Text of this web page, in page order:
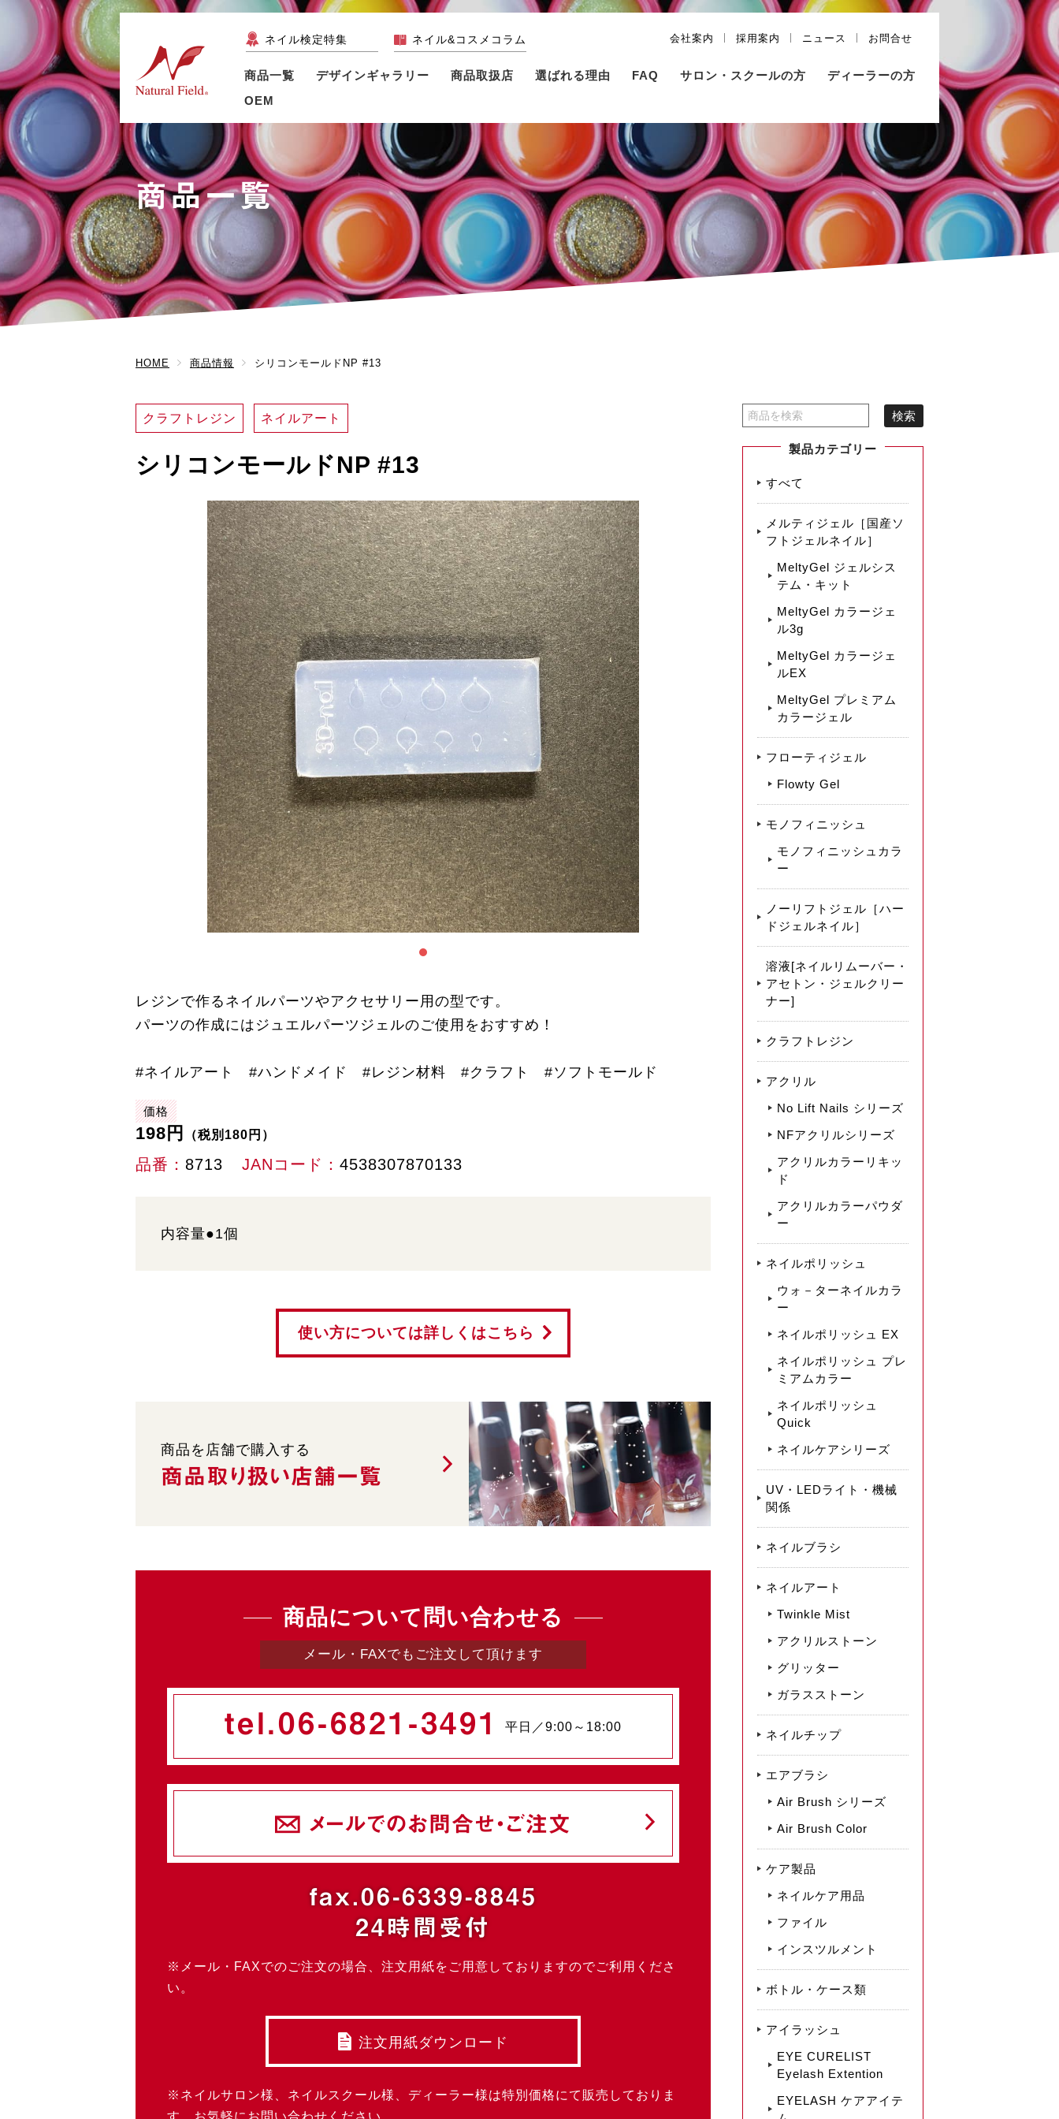
ネイル検定特集 ネイル&コスメコラム 会社案内 採用案内 ニュース お問合せ
商品一覧 デザインギャラリー 商品取扱店 選ばれる理由 FAQ サロン・スクールの方
ディーラーの方
OEM
商品一覧
HOME 商品情報 シリコンモールドNP #13
クラフトレジン ネイルアート
シリコンモールドNP #13
レジンで作るネイルパーツやアクセサリー用の型です。
パーツの作成にはジュエルパーツジェルのご使用をおすすめ！
#ネイルアート #ハンドメイド #レジン材料 #クラフト #ソフトモールド
価格
198円 （税別180円）
品番 8713 JANコード 4538307870133
内容量●1個
使い方については詳しくはこちら
商品を店舗で購入する
商品取り扱い店舗一覧
商品について問い合わせる
メール・FAXでもご注文して頂けます
tel.06-6821-3491 平日／9:00～18:00
メールでのお問合せ・ご注文
fax.06-6339-8845
24時間受付
※メール・FAXでのご注文の場合、注文用紙をご用意しておりますのでご利用くださ
い。
注文用紙ダウンロード
※ネイルサロン様、ネイルスクール様、ディーラー様は特別価格にて販売しておりま
す。お気軽にお問い合わせください。
製品カテゴリー
すべて
メルティジェル［国産ソ
フトジェルネイル］
MeltyGel ジェルシス
テム・キット
MeltyGel カラージェ
ル3g
MeltyGel カラージェ
ルEX
MeltyGel プレミアム
カラージェル
フローティジェル
Flowty Gel
モノフィニッシュ
モノフィニッシュカラ
ー
ノーリフトジェル［ハー
ドジェルネイル］
溶液[ネイルリムーバー・
アセトン・ジェルクリー
ナー]
クラフトレジン
アクリル
No Lift Nails シリーズ
NFアクリルシリーズ
アクリルカラーリキッ
ド
アクリルカラーパウダ
ー
ネイルポリッシュ
ウォ－ターネイルカラ
ー
ネイルポリッシュ EX
ネイルポリッシュ プレ
ミアムカラー
ネイルポリッシュ
Quick
ネイルケアシリーズ
UV・LEDライト・機械
関係
ネイルブラシ
ネイルアート
Twinkle Mist
アクリルストーン
グリッター
ガラスストーン
ネイルチップ
エアブラシ
Air Brush シリーズ
Air Brush Color
ケア製品
ネイルケア用品
ファイル
インスツルメント
ボトル・ケース類
アイラッシュ
EYE CURELIST
Eyelash Extention
EYELASH ケアアイテ